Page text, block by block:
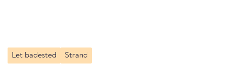
Let badested Strand